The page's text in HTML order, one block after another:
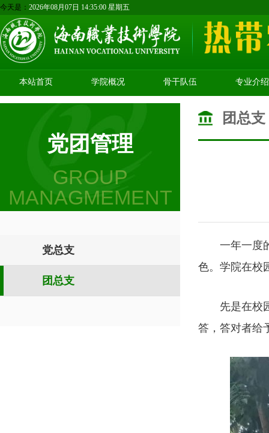
今天是： 2026年08月07日 14:35:00 星期五
本站首页 学院概况 骨干队伍 专业介绍
党团管理
GROUP
MANAGMEMENT
党总支
团总支
团总支
一年一度
色。学院在校
先是在校
答，答对者给